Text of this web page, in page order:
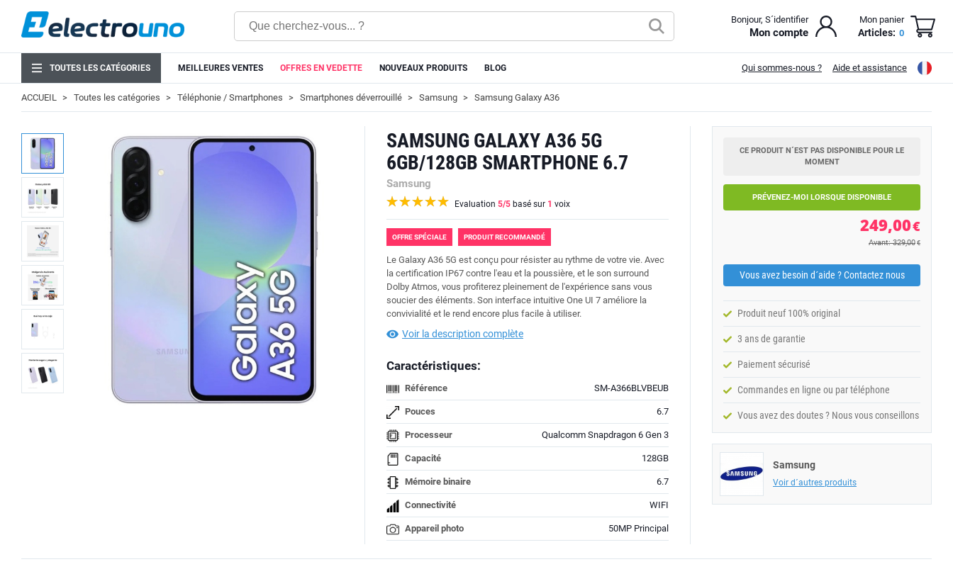
Bonjour, S´identifier
Mon compte
Mon panier
Articles: 0
TOUTES LES CATÉGORIES MEILLEURES VENTES OFFRES EN VEDETTE NOUVEAUX PRODUITS BLOG Qui sommes-nous ? Aide et assistance
ACCUEIL Toutes les catégories Téléphonie / Smartphones Smartphones déverrouillé Samsung Samsung Galaxy A36
SAMSUNG GALAXY A36 5G
6GB/128GB SMARTPHONE 6.7
Samsung
Evaluation 5/5 basé sur 1 voix
OFFRE SPÉCIALE PRODUIT RECOMMANDÉ
Le Galaxy A36 5G est conçu pour résister au rythme de votre vie. Avec
la certification IP67 contre l'eau et la poussière, et le son surround
Dolby Atmos, vous profiterez pleinement de l'expérience sans vous
soucier des éléments. Son interface intuitive One UI 7 améliore la
convivialité et le rend encore plus facile à utiliser.
Voir la description complète
Caractéristiques:
Référence SM-A366BLVBEUB
Pouces 6.7
Processeur Qualcomm Snapdragon 6 Gen 3
Capacité 128GB
Mémoire binaire 6.7
Connectivité WIFI
Appareil photo 50MP Principal
CE PRODUIT N´EST PAS DISPONIBLE POUR LE
MOMENT
PRÉVENEZ-MOI LORSQUE DISPONIBLE
249,00€
Avant: 329,00 €
Vous avez besoin d´aide ? Contactez nous
Produit neuf 100% original
3 ans de garantie
Paiement sécurisé
Commandes en ligne ou par téléphone
Vous avez des doutes ? Nous vous conseillons
Samsung
Voir d´autres produits